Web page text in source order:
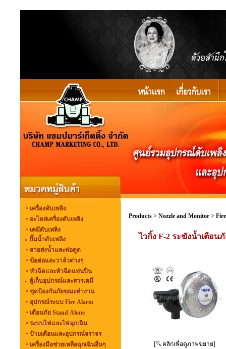
เครื่องดับเพลิง
อะไหล่เครื่องดับเพลิง
เคมีดับเพลิง
ปั๊มน้ำดับเพลิง
สายส่งน้ำและท่อดูด
ข้อต่อและวาล์วต่างๆ
หัวฉีดและหัวฉีดแท่นปืน
ตู้เก็บอุปกรณ์และสารเคมี
ชุดป้องกันภัยขณะทำงาน
อุปกรณ์ระบบ Fire Alarm
เตือนภัย Stand Alone
ระบบไฟและไฟฉุกเฉิน
ป้ายเตือนและอุปกรณ์จราจร
เครื่องมือช่วยเหลือฉุกเฉินอื่นๆ
Products > Nozzle and Monitor >
ไวกิ้ง F-2 ระฆังน้ำเตือน
[ คลิกเพื่อดูภาพขยาย]